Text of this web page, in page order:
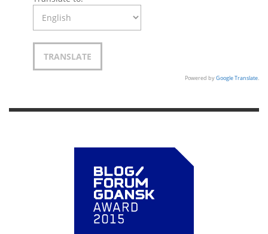
Powered byGoogle Translate.